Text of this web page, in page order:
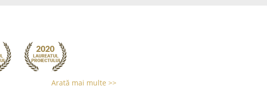
Arată mai multe >>